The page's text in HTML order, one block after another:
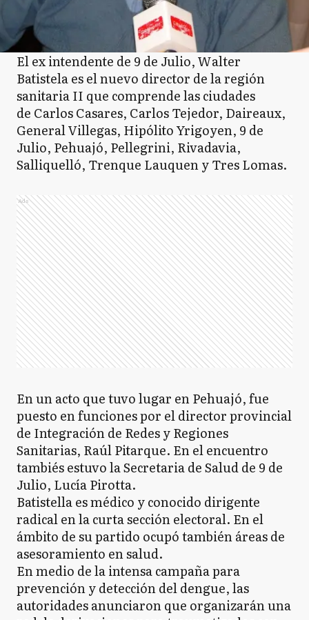
El ex intendente de 9 de Julio, Walter
Batistela es el nuevo director de la región
sanitaria II que comprende las ciudades
de Carlos Casares, Carlos Tejedor, Daireaux,
General Villegas, Hipólito Yrigoyen, 9 de
Julio, Pehuajó, Pellegrini, Rivadavia,
Salliquelló, Trenque Lauquen y Tres Lomas.
Ads
En un acto que tuvo lugar en Pehuajó, fue
puesto en funciones por el director provincial
de Integración de Redes y Regiones
Sanitarias, Raúl Pitarque. En el encuentro
tambiés estuvo la Secretaria de Salud de 9 de
Julio, Lucía Pirotta.
Batistella es médico y conocido dirigente
radical en la curta sección electoral. En el
ámbito de su partido ocupó también áreas de
asesoramiento en salud.
En medio de la intensa campaña para
prevención y detección del dengue, las
autoridades anunciaron que organizarán una